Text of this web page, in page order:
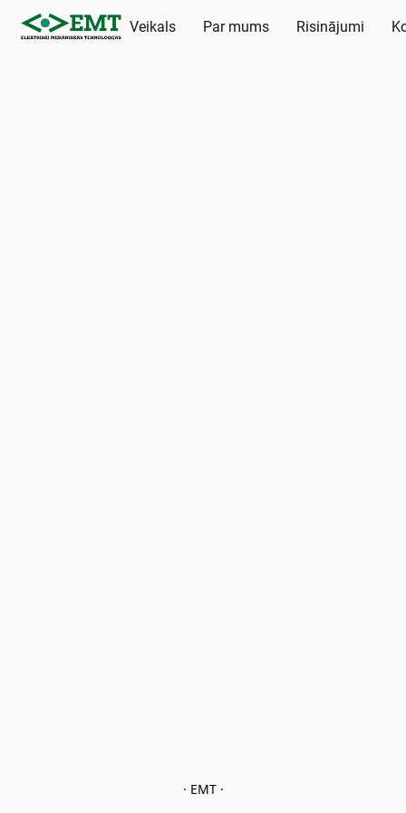
Veikals Par mums Risinājumi
· EMT ·